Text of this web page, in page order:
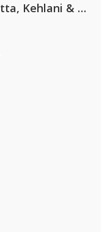
Hugel, David Guetta, Kehlani & Daecolm